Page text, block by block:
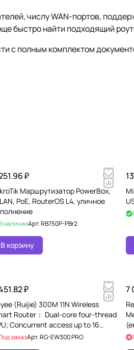
числу WAN-портов,
быстро найти подходящий
с полным комплектом
₽
PowerBox,
PoE, RouterOS L4, уличное
наличииАрт.RB750P-PBr2
В корзину
₽
(Ruijie) 300M 11N Wireless
Router： Dual-core four-thread
Concurrent access up to 16
termi
заказАрт.RG-EW300 PRO
7